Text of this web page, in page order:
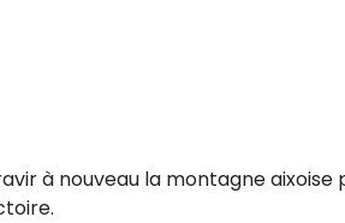
à nouveau la montagne aixoise